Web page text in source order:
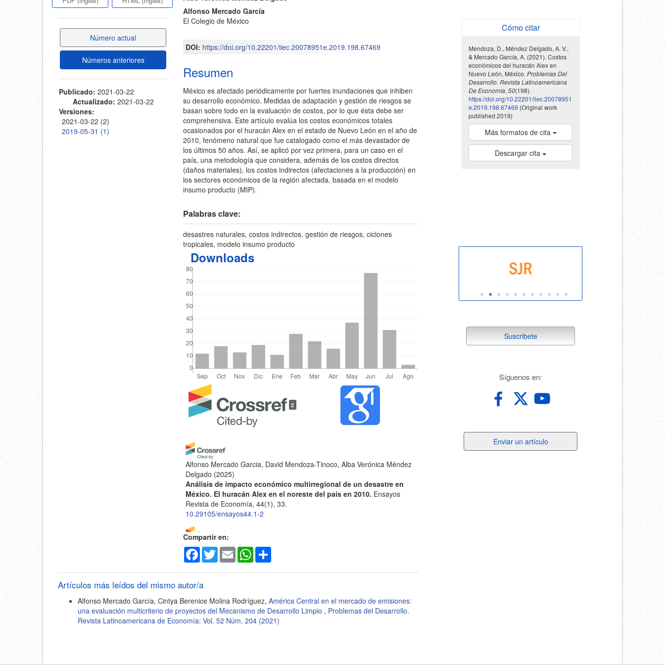
del
artículoNúmero actual
Números anteriores
Publicado: 2021-03-22
Actualizado: 2021-03-22
Versiones:
2021-03-22 (2)
2019-05-31 (1)
del
artículo
Alfonso Mercado García
El Colegio de México
DOI: https://doi.org/10.22201/iiec.20078951e.2019.198.67469
Resumen
México es afectado periódicamente por fuertes inundaciones que inhiben
su desarrollo económico. Medidas de adaptación y gestión de riesgos se
basan sobre todo en la evaluación de costos, por lo que ésta debe ser
comprehensiva. Este artículo evalúa los costos económicos totales
ocasionados por el huracán Alex en el estado de Nuevo León en el año de
2010, fenómeno natural que fue catalogado como el más devastador de
los últimos 50 años. Así, se aplicó por vez primera, para un caso en el
país, una metodología que considera, además de los costos directos
(daños materiales), los costos indirectos (afectaciones a la producción) en
los sectores económicos de la región afectada, basada en el modelo
insumo producto (MIP).
Palabras clave:
desastres naturales, costos indirectos, gestión de riesgos, ciclones
tropicales, modelo insumo producto
Downloads
Detalles
del
2
Alfonso Mercado Garcia, David Mendoza-Tinoco, Alba Verónica Méndez
Delgado (2025)
Análisis de impacto económico multirregional de un desastre en
México. El huracán Alex en el noreste del país en 2010. Ensayos
Revista de Economía, 44(1), 33.
10.29105/ensayos44.1-2
Francisco J. Castillo-Guerrero, Mauricio De la Cruz-Ávila, Daniel
Chavarría Barrientos, Omar S. Areu-Rangel, Hector Barrios-Pina, Víctor
lessons from Hurricane Alberto.
10.1080/1573062X.2025.2589125
Compartir en:
Facebook
TwitterEmail WhatsApp
Artículos más leídos del mismo autor/a
Alfonso Mercado García, Cintya Berenice Molina Rodríguez, América Central en el mercado de emisiones:
una evaluación multicriterio de proyectos del Mecanismo de Desarrollo Limpio , Problemas del Desarrollo.
Revista Latinoamericana de Economía: Vol. 52 Núm. 204 (2021)
Cómo citar
Mendoza, D., Méndez Delgado, A. V.,
& Mercado García, A. (2021). Costos
económicos del huracán Alex en
Nuevo León, México. Problemas Del
Desarrollo. Revista Latinoamericana
De Economía, 50(198).
https://doi.org/10.22201/iiec.20078951
e.2019.198.67469 (Original work
published 2019)
Más formatos de cita
Descargar cita
suscribete
Suscribete
Síguenos en:
un
Enviar un artículo